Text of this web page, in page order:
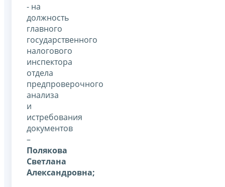
- на
должность
главного
государственного
налогового
инспектора
отдела
предпроверочного
анализа
и
истребования
документов
–
Полякова
Светлана
Александровна;